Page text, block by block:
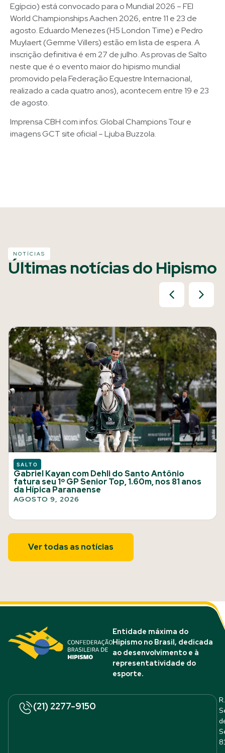
Egípcio) está convocado para o Mundial 2026 – FEI
World Championships Aachen 2026, entre 11 e 23 de
agosto. Eduardo Menezes (H5 London Time) e Pedro
Muylaert (Gemme Villers) estão em lista de espera. A
inscrição definitiva é em 27 de julho. As provas de Salto
neste que é o evento maior do hipismo mundial
promovido pela Federação Equestre Internacional,
realizado a cada quatro anos), acontecem entre 19 e 23
de agosto.
Imprensa CBH com infos: Global Champions Tour e
imagens GCT site oficial – Ljuba Buzzola.
NOTÍCIAS
Últimas notícias do Hipismo
SALTO
Gabriel Kayan com Dehli do Santo Antônio
fatura seu 1º GP Senior Top, 1.60m, nos 81 anos
da Hípica Paranaense
AGOSTO 9, 2026
Ver todas as notícias
Entidade máxima do
Hipismo no Brasil, dedicada
ao desenvolvimento e à
representatividade do
esporte.
(21) 2277-9150
R.